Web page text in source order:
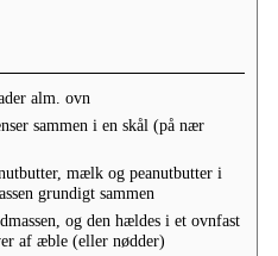
alm. ovn
sammen i en skål (på nær
mælk og peanutbutter i
grundigt sammen
og den hældes i et ovnfast
af æble (eller nødder)